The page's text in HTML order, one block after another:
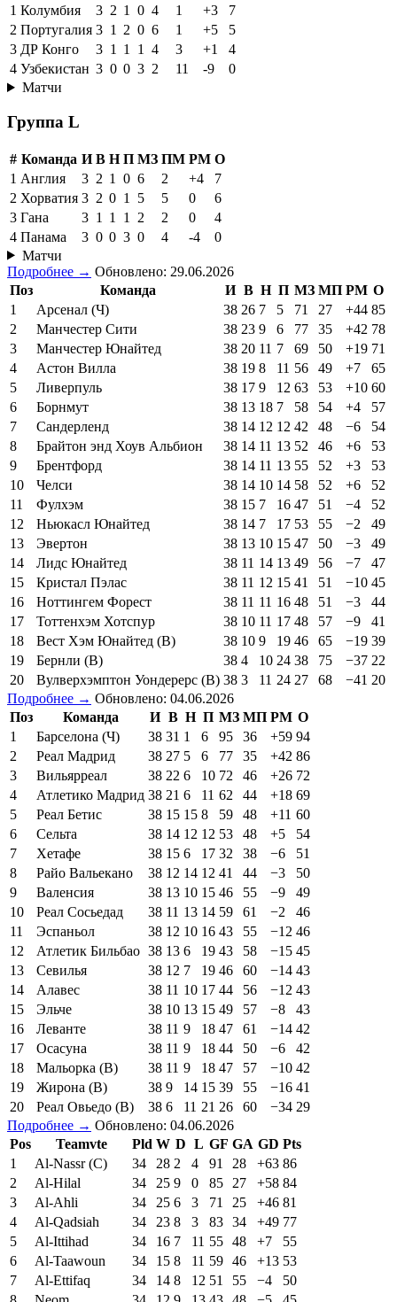
1 Колумбия 3 2 1 0 4 1 +3
7
2 Португалия 3 1 2 0 6 1 +5
5
3 ДР Конго 3 1 1 1 4 3 +1
4
4 Узбекистан 3 0 0 3 2 11 -9
0
Матчи
Группа L
# Команда И В Н П МЗ ПМ РМ О
1 Англия 3 2 1 0 6 2 +4
7
2 Хорватия 3 2 0 1 5 5 0
6
3 Гана 3 1 1 1 2 2 0
4
4 Панама 3 0 0 3 0 4 -4
0
Матчи
Подробнее → Обновлено: 29.06.2026
Поз
Команда И В Н П МЗ МП РМ О
1
Арсенал (Ч) 38 26 7 5 71 27 +44 85
2
Манчестер Сити 38 23 9 6 77 35 +42 78
3
Манчестер Юнайтед 38 20 11 7 69 50 +19 71
4
Астон Вилла 38 19 8 11 56 49 +7
65
5
Ливерпуль 38 17 9 12 63 53 +10 60
6
Борнмут 38 13 18 7 58 54 +4
57
7
Сандерленд 38 14 12 12 42 48 −6
54
8
Брайтон энд Хоув Альбион 38 14 11 13 52 46 +6
53
9
Брентфорд 38 14 11 13 55 52 +3
53
10
Челси 38 14 10 14 58 52 +6
52
11
Фулхэм 38 15 7 16 47 51 −4
52
12
Ньюкасл Юнайтед 38 14 7 17 53 55 −2
49
13
Эвертон 38 13 10 15 47 50 −3
49
14
Лидс Юнайтед 38 11 14 13 49 56 −7
47
15
Кристал Пэлас 38 11 12 15 41 51 −10 45
16
Ноттингем Форест 38 11 11 16 48 51 −3
44
17
Тоттенхэм Хотспур 38 10 11 17 48 57 −9
41
18
Вест Хэм Юнайтед (В) 38 10 9 19 46 65 −19 39
19
Бернли (В) 38 4 10 24 38 75 −37 22
20
Вулверхэмптон Уондерерс (В) 38 3 11 24 27 68 −41 20
Подробнее → Обновлено: 04.06.2026
Поз
Команда И В Н П МЗ МП РМ О
1
Барселона (Ч) 38 31 1 6 95 36 +59 94
2
Реал Мадрид 38 27 5 6 77 35 +42 86
3
Вильярреал 38 22 6 10 72 46 +26 72
4
Атлетико Мадрид 38 21 6 11 62 44 +18 69
5
Реал Бетис 38 15 15 8 59 48 +11 60
6
Сельта 38 14 12 12 53 48 +5
54
7
Хетафе 38 15 6 17 32 38 −6
51
8
Райо Вальекано 38 12 14 12 41 44 −3
50
9
Валенсия 38 13 10 15 46 55 −9
49
10
Реал Сосьедад 38 11 13 14 59 61 −2
46
11
Эспаньол 38 12 10 16 43 55 −12 46
12
Атлетик Бильбао 38 13 6 19 43 58 −15 45
13
Севилья 38 12 7 19 46 60 −14 43
14
Алавес 38 11 10 17 44 56 −12 43
15
Эльче 38 10 13 15 49 57 −8
43
16
Леванте 38 11 9 18 47 61 −14 42
17
Осасуна 38 11 9 18 44 50 −6
42
18
Мальорка (В) 38 11 9 18 47 57 −10 42
19
Жирона (В) 38 9 14 15 39 55 −16 41
20
Реал Овьедо (В) 38 6 11 21 26 60 −34 29
Подробнее → Обновлено: 04.06.2026
Pos
Teamvte Pld W D L GF GA GD Pts
1
Al-Nassr (C) 34 28 2 4 91 28 +63 86
2
Al-Hilal 34 25 9 0 85 27 +58 84
3
Al-Ahli 34 25 6 3 71 25 +46 81
4
Al-Qadsiah 34 23 8 3 83 34 +49 77
5
Al-Ittihad 34 16 7 11 55 48 +7
55
6
Al-Taawoun 34 15 8 11 59 46 +13 53
7
Al-Ettifaq 34 14 8 12 51 55 −4
50